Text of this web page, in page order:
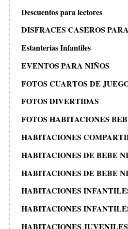
Descuentos para lectores
DISFRACES CASEROS
Estanterias Infantiles
EVENTOS PARA NIÑOS
FOTOS CUARTOS DE
FOTOS DIVERTIDAS
FOTOS HABITACIONES
HABITACIONES
HABITACIONES DE BEBE
HABITACIONES DE BEBE
HABITACIONES
HABITACIONES
HABITACIONES JUVENILES